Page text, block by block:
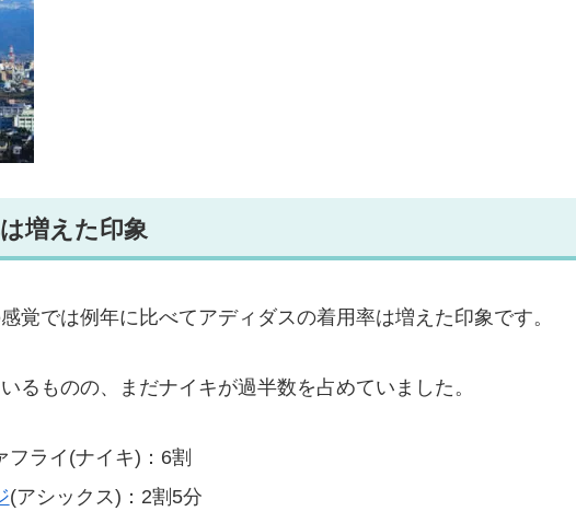
増えた印象
覚では例年に比べてアディダスの着用率は増えた印象です。
るものの、まだナイキが過半数を占めていました。
フライ(ナイキ)：6割
(アシックス)：2割5分